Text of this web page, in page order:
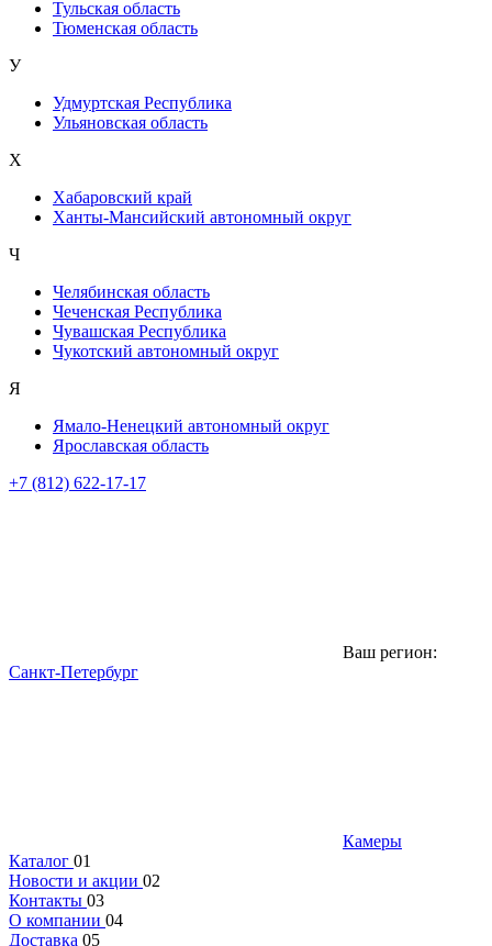
Тульская область
Тюменская область
У
Удмуртская Республика
Ульяновская область
Х
Хабаровский край
Ханты-Мансийский автономный округ
Ч
Челябинская область
Чеченская Республика
Чувашская Республика
Чукотский автономный округ
Я
Ямало-Ненецкий автономный округ
Ярославская область
+7 (812) 622-17-17
Ваш регион:
Санкт-Петербург
Камеры
Каталог 01
Новости и акции 02
Контакты 03
О компании 04
Доставка 05